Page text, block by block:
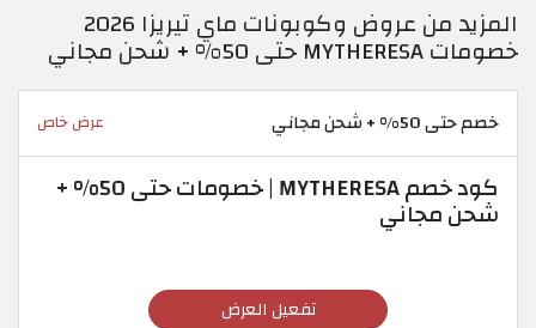
المزيد من عروض وكوبونات ماي تيريزا 2026
خصومات MYTHERESA حتى 50% + شحن مجاني
خصم حتى 50% + شحن مجاني عرض خاص
كود خصم MYTHERESA | خصومات حتى 50% +
شحن مجاني
تفعيل العرض